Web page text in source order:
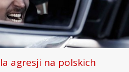
agresji na polskich